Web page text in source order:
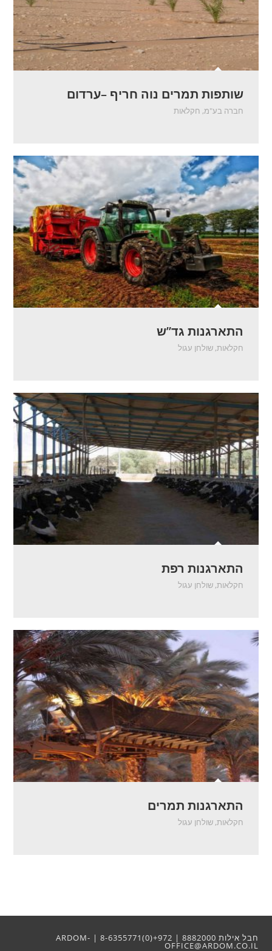
שותפות תמרים נוה חריף –ערדום
חברה בע"מ, חקלאות
התארגנות גד”ש
חקלאות, שולחן עגול
התארגנות רפת
חקלאות, שולחן עגול
התארגנות תמרים
חקלאות, שולחן עגול
חבל אילות 8882000 | 972+(0)8-6355771 | ARDOM-
OFFICE@ARDOM.CO.IL